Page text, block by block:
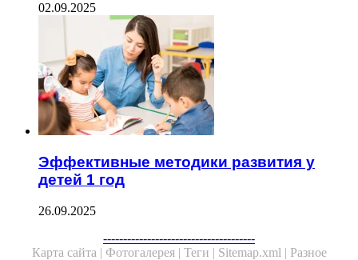
02.09.2025
Эффективные методики развития у
детей 1 год
26.09.2025
--------------------------------------
Карта сайта | Фотогалерея | Теги | Sitemap.xml | Разное